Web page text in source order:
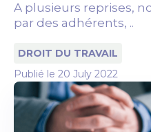
A plusieurs reprises,
par des adhérents, ..
DROIT DU TRAVAIL
Publié le 20 July 2022